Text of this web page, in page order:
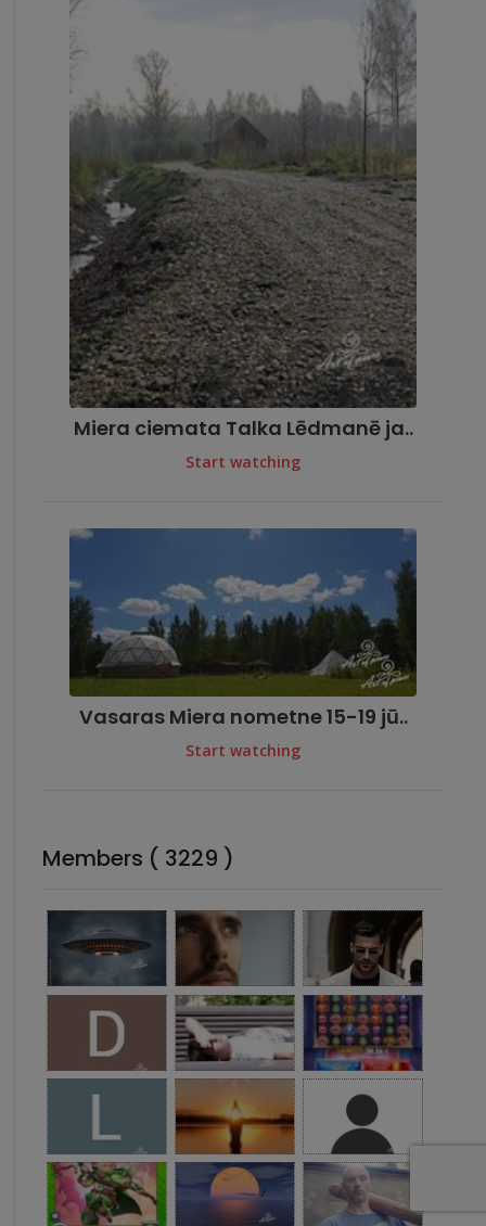
Miera ciemata Talka Lēdmanē ja..
Start watching
Vasaras Miera nometne 15-19 jū..
Start watching
Members ( 3229 )